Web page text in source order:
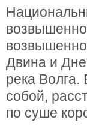
Двина и
река Волга.
собой,
по суше